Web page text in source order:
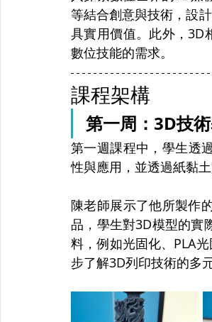
等結合創意與技術，設
具實用價值。此外，3D
數位技能的需求。
課程架構
第一周：3D技
第一週課程中，學生透
性與應用，並透過紙黏
陳老師展示了他所製作
品，學生對3D模型的實
料，例如光固化、PLA
步了解3D列印技術的多